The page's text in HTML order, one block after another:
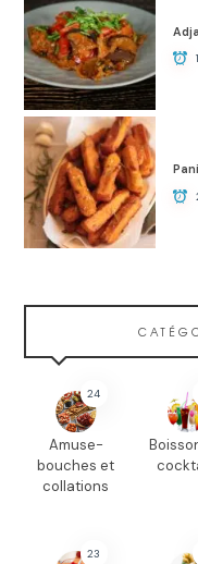
24
Amuse-
bouches et
collations
23